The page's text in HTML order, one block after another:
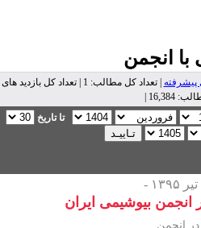
انجمن
| تعداد کل مطالب: 1 | تعداد کل بازدید های
16,384 |
تا تاریخ
بیوشیمی ایران
انجمن